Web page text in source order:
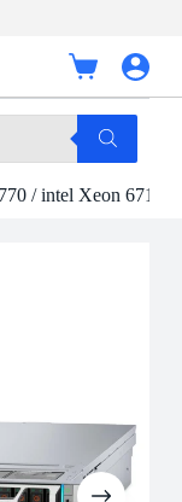
Panier
d’achat
/ intel Xeon 6710E